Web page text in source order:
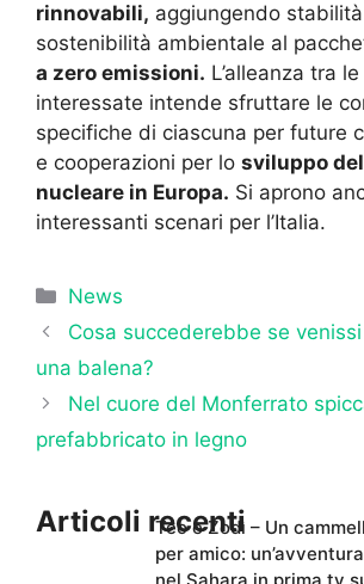
rinnovabili, aggiungendo
sostenibilità ambientale al
a zero emissioni. L’alleanza tra
interessate intende sfruttare le
specifiche di ciascuna per future
e cooperazioni per lo sviluppo
nucleare in Europa. Si aprono
interessanti scenari per l’Italia.
Categorie
News
Cosa succederebbe se
una balena?
Nel cuore del Monferrato
prefabbricato in legno
Articoli recenti
Teo e Zodì – Un
per amico: un’avventura